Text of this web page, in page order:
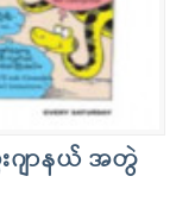
ဂျာနယ် အတွဲ